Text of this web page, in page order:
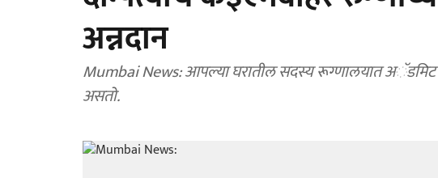
अन्नदान
Mumbai News: आपल्या घरातील सदस्य रूग्णालयात अॅडमिट
असतो.